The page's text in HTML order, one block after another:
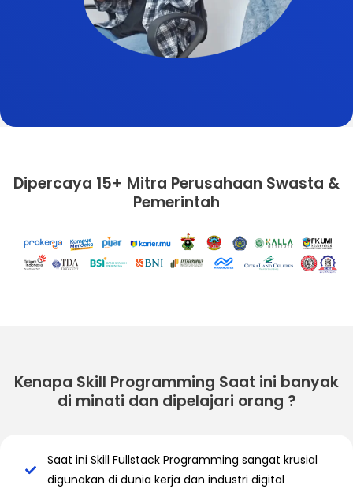
Dipercaya 15+ Mitra Perusahaan Swasta &
Pemerintah
Kenapa Skill Programming Saat ini banyak
di minati dan dipelajari orang ?
Saat ini Skill Fullstack Programming sangat krusial
digunakan di dunia kerja dan industri digital